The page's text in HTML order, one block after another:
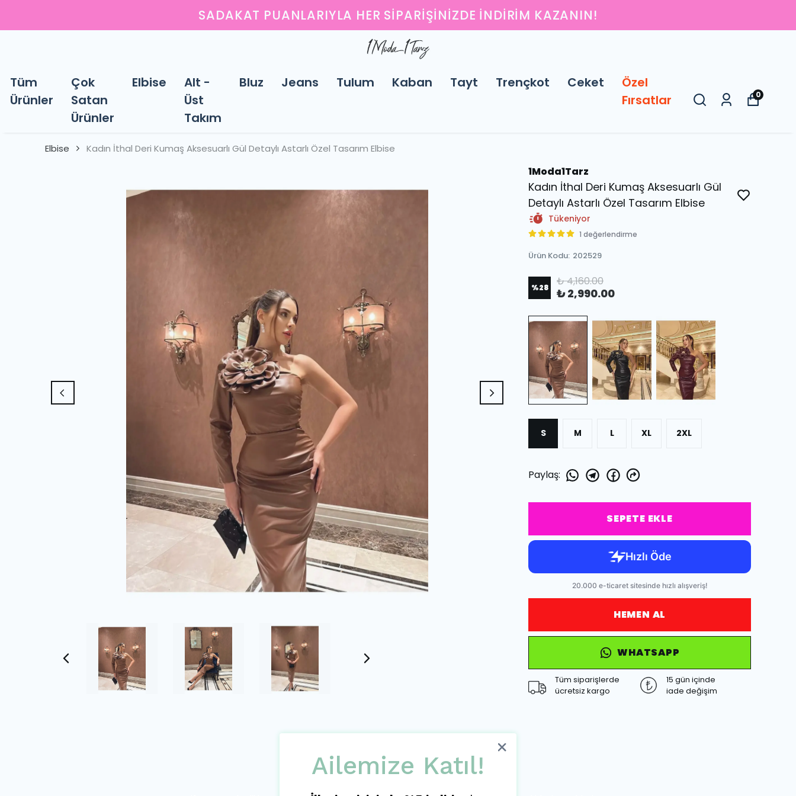
YENI SEZONUN EN ŞIK PARÇALARINI KEŞFEDIN
Tüm
Ürünler
Çok
Satan
Ürünler
Elbise
Alt -
Üst
Takım
Bluz Jeans Tulum Kaban Tayt Trençkot Ceket
Özel
Fırsatlar
0
Elbise Kadın İthal Deri Kumaş Aksesuarlı Gül Detaylı Astarlı Özel Tasarım Elbise
1Moda1Tarz
Kadın İthal Deri Kumaş Aksesuarlı Gül
Detaylı Astarlı Özel Tasarım Elbise
Tükeniyor
1 değerlendirme
Ürün Kodu: 202529
%28 ₺ 4,160.00
₺ 2,990.00
S M L XL 2XL
Paylaş:
SEPETE EKLE
HEMEN AL
WHATSAPP
Tüm siparişlerde
ücretsiz kargo
15 gün içinde
iade değişim
Ürün Açıklaması
Ailemize Katıl!